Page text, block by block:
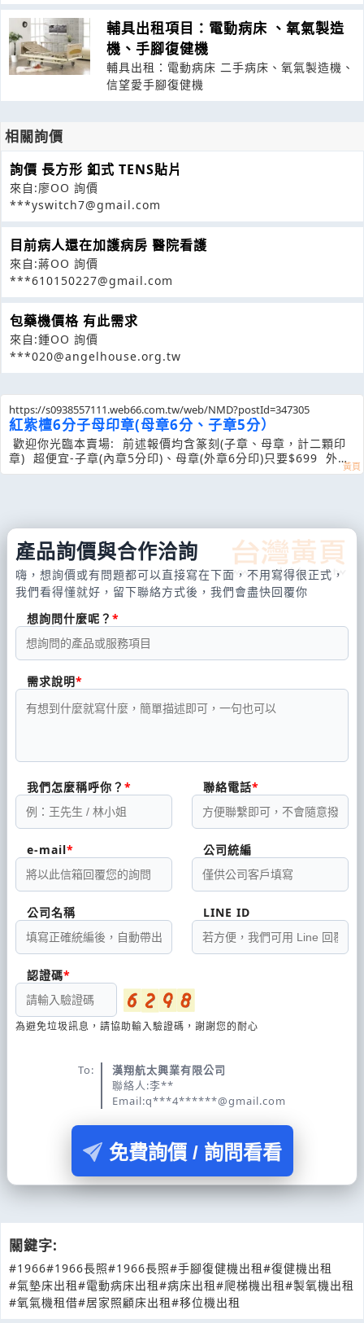
輔具出租項目：電動病床 、氧氣製造
機、手腳復健機
輔具出租：電動病床 二手病床、氧氣製造機、
信望愛手腳復健機
相關詢價
詢價 長方形 釦式 TENS貼片
來自:廖OO 詢價
***yswitch7@gmail.com
目前病人還在加護病房 醫院看護
來自:蔣OO 詢價
***610150227@gmail.com
包藥機價格 有此需求
來自:鍾OO 詢價
***020@angelhouse.org.tw
https://s0938557111.web66.com.tw/web/NMD?postId=347305
紅紫檀6分子母印章(母章6分、子章5分）
章) 超便宜-子章(內章5分印)、母章(外章6分印)只要$699 外表
刻有事事(柿柿)如意...雷射雕工精細..
產品詢價與合作洽詢
嗨，想詢價或有問題都可以直接寫在下面，不用寫得很正式，
我們看得懂就好，留下聯絡方式後，我們會盡快回覆你
想詢問什麼呢？
需求說明
我們怎麼稱呼你？ 聯絡電話
e-mail 公司統編
公司名稱 LINE ID
認證碼
為避免垃圾訊息，請協助輸入驗證碼，謝謝您的耐心
To:
漢翔航太興業有限公司
聯絡人:李**
Email:q***4******@gmail.com
免費詢價 / 詢問看看
關鍵字:
#1966#1966長照#1966長照#手腳復健機出租#復健機出租
#氣墊床出租#電動病床出租#病床出租#爬梯機出租#製氧機出租
#氧氣機租借#居家照顧床出租#移位機出租